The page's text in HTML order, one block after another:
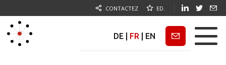
CONTACTEZ ED.
DE FR EN Newsletter